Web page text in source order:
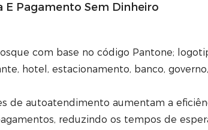
E Pagamento Sem Dinheiro
com base no código Pantone;
hotel, estacionamento, banco,
de autoatendimento aumentam a
reduzindo os tempos de